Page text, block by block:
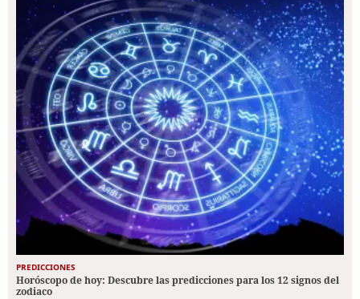
PREDICCIONES
Horóscopo de hoy: Descubre las predicciones para los 12 signos del
zodiaco